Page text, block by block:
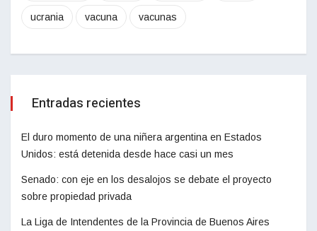
ucrania vacuna vacunas
Entradas recientes
El duro momento de una niñera argentina en Estados
Unidos: está detenida desde hace casi un mes
Senado: con eje en los desalojos se debate el proyecto
sobre propiedad privada
La Liga de Intendentes de la Provincia de Buenos Aires